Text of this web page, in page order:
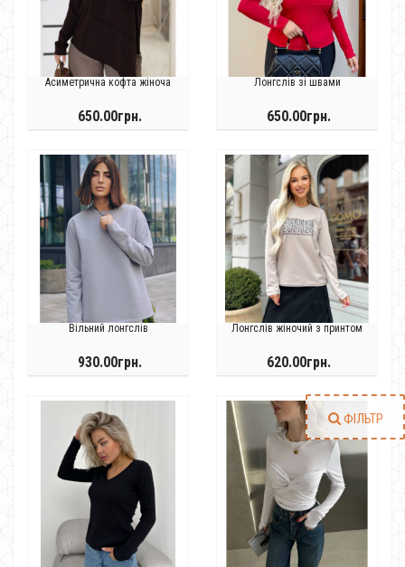
ФІЛЬТР
Асиметрична кофта жіноча
650.00грн.
Лонгслів зі швами
650.00грн.
Вільний лонгслів
930.00грн.
Лонгслів жіночий з принтом
620.00грн.